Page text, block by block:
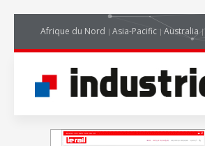
Afrique du Nord Asia-Pacific Australia